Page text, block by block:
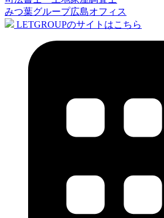
みつ葉グループ広島オフィス
LETGROUPのサイトはこちら